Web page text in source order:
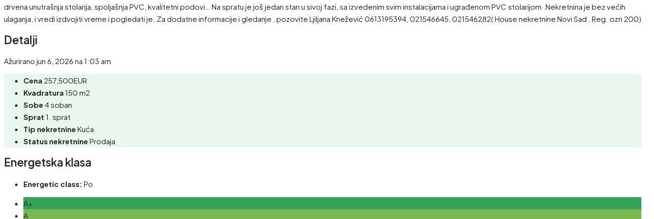
drvena unutrašnja stolarija, spoljašnja PVC, kvalitetni podovi… Na spratu je još jedan stan u sivoj fazi, sa izvedenim svim instalacijama i ugrađenom PVC stolarijom .Nekretnina je bez većih
ulaganja, i vredi izdvojiti vreme i pogledati je. Za dodatne informacije i gledanje , pozovite Ljiljana Knežević 0613195394, 021546645, 021546282( House nekretnine Novi Sad , Reg. ozn 200)
Detalji
Ažurirano jun 6, 2026 na 1:03 am
Cena 257,500EUR
Kvadratura 150 m2
Sobe 4 soban
Sprat 1. sprat
Tip nekretnine Kuća
Status nekretnine Prodaja
Energetska klasa
Energetic class: Po
A+
A